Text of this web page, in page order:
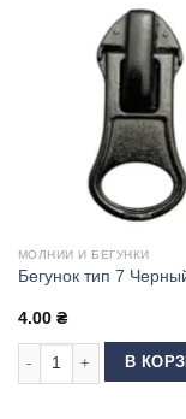
МОЛНИИ И БЕГУНКИ
Бегунок тип 7
4.00 ₴
Количество товара
В